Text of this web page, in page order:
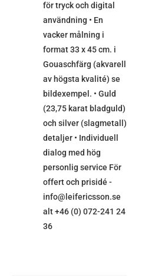
för tryck och digital
användning • En
vacker målning i
format 33 x 45 cm. i
Gouaschfärg (akvarell
av högsta kvalité) se
bildexempel. • Guld
(23,75 karat bladguld)
och silver (slagmetall)
detaljer • Individuell
dialog med hög
personlig service För
offert och prisidé -
info@leifericsson.se
alt +46 (0) 072-241 24
36